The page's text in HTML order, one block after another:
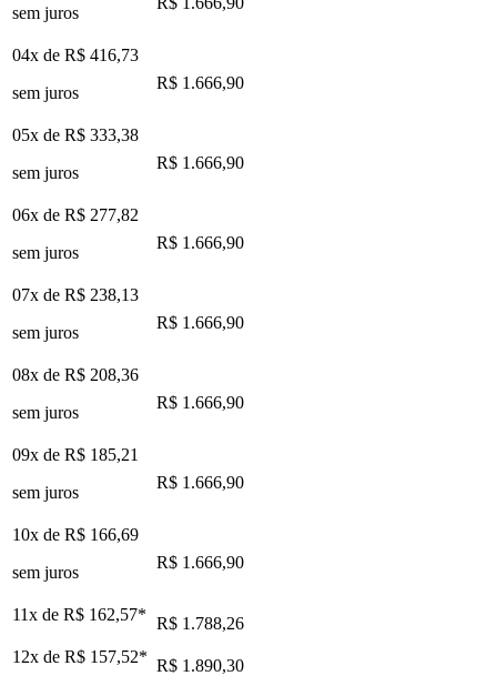
sem juros
04x de R$ 416,73
sem juros
R$ 1.666,90
05x de R$ 333,38
sem juros
R$ 1.666,90
06x de R$ 277,82
sem juros
R$ 1.666,90
07x de R$ 238,13
sem juros
R$ 1.666,90
08x de R$ 208,36
sem juros
R$ 1.666,90
09x de R$ 185,21
sem juros
R$ 1.666,90
10x de R$ 166,69
sem juros
R$ 1.666,90
11x de R$ 162,57* R$ 1.788,26
12x de R$ 157,52* R$ 1.890,30